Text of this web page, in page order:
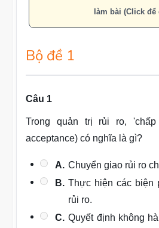
làm bài (Click để
Bộ đề 1
Câu 1
Trong quản trị rủi ro,
acceptance) có nghĩa là gì?
A. Chuyển giao rủi ro
B. Thực hiện các biện
rủi ro.
C. Quyết định không